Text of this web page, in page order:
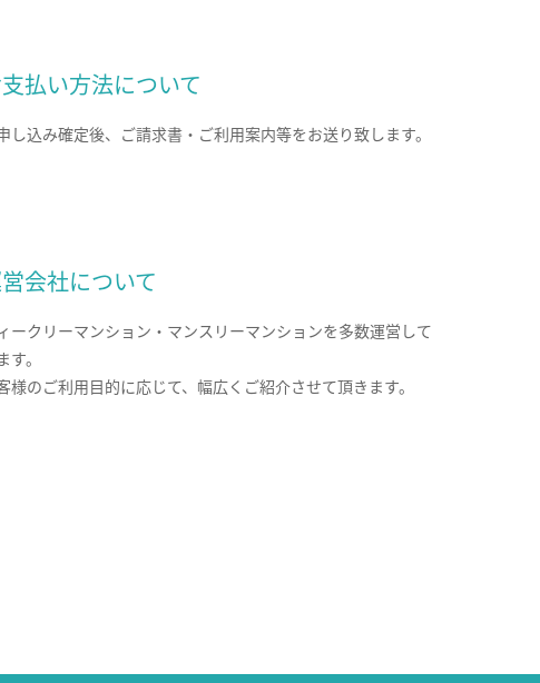
払い方法について
し込み確定後、ご請求書・ご利用案内等をお送り致します。
会社について
ークリーマンション・マンスリーマンションを多数運営して
す。
様のご利用目的に応じて、幅広くご紹介させて頂きます。